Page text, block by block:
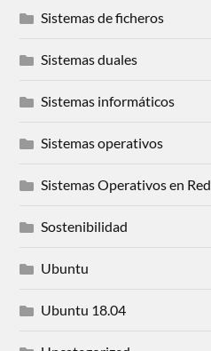
Sistemas de ficheros
Sistemas duales
Sistemas informáticos
Sistemas operativos
Sistemas Operativos en Red
Sostenibilidad
Ubuntu
Ubuntu 18.04